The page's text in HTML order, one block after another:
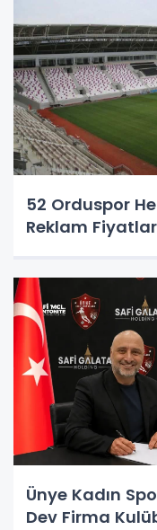
52 Orduspor
Reklam
Ünye Kadın
Dev Firma